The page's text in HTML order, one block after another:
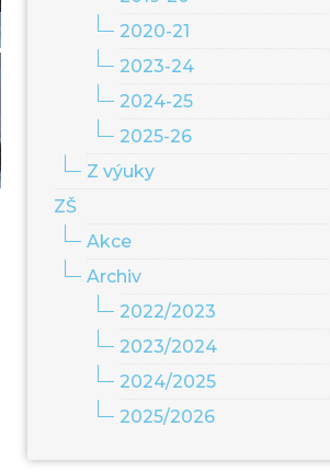
2020-21
2023-24
2024-25
2025-26
Z výuky
ZŠ
Akce
Archiv
2022/2023
2023/2024
2024/2025
2025/2026